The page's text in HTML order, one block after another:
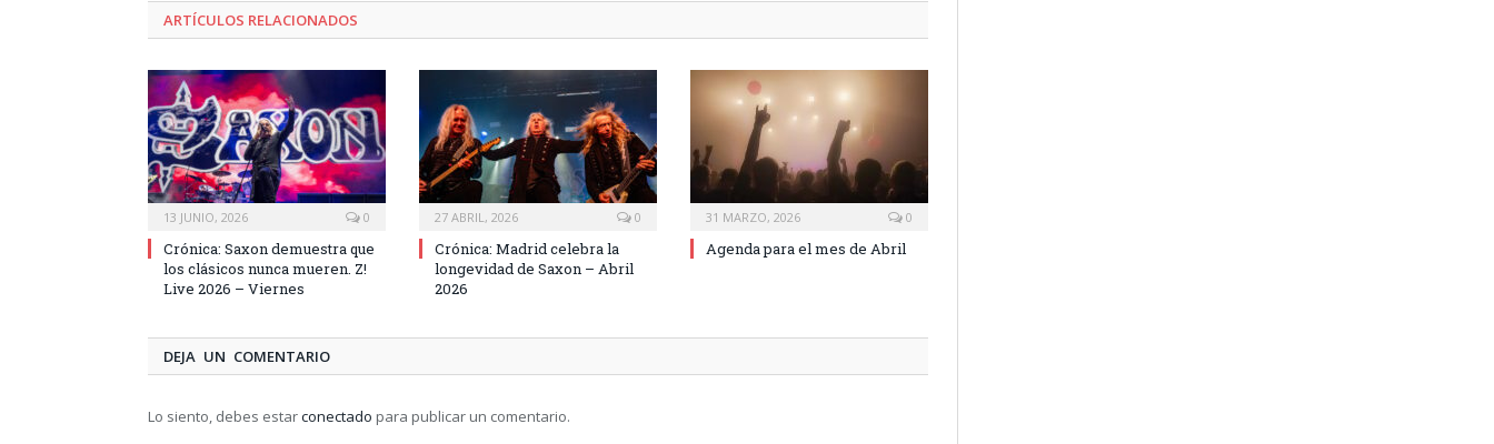
ARTÍCULOS RELACIONADOS
13 JUNIO, 2026 0
Crónica: Saxon demuestra que
los clásicos nunca mueren. Z!
Live 2026 – Viernes
27 ABRIL, 2026 0
Crónica: Madrid celebra la
longevidad de Saxon – Abril
2026
31 MARZO, 2026 0
Agenda para el mes de Abril
DEJA UN COMENTARIO
Lo siento, debes estarconectado para publicar un comentario.